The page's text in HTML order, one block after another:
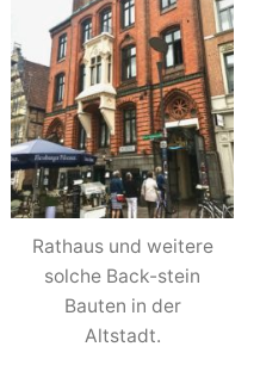
Rathaus und weitere
solche Back-stein
Bauten in der
Altstadt.